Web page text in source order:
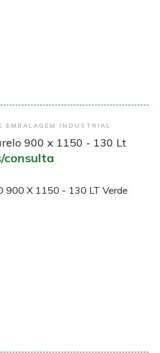
EMBALAGEM INDUSTRIAL
900 x 1150 - 130 Lt
consulta